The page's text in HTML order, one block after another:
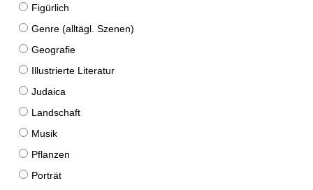
Figürlich
Genre (alltägl. Szenen)
Geografie
Illustrierte Literatur
Judaica
Landschaft
Musik
Pflanzen
Porträt